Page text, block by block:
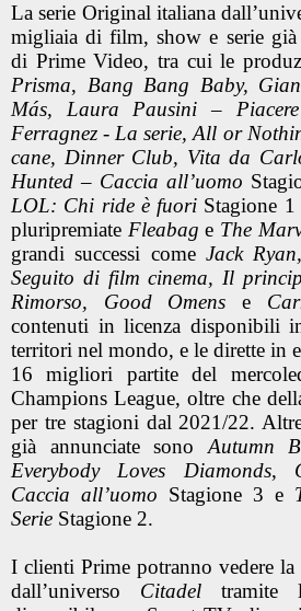
La serie Original italiana
migliaia di film, show e serie già
di Prime Video, tra cui le
Prisma, Bang Bang Baby,
Más, Laura Pausini –
Ferragnez - La serie, All or
cane, Dinner Club, Vita da
Hunted – Caccia all’uomo
LOL: Chi ride è fuori Stagione
pluripremiate Fleabag e The
grandi successi come Jack
Seguito di film cinema, Il
Rimorso, Good Omense
contenuti in licenza disponibili
territori nel mondo, e le dirette in
16 migliori partite del
Champions League, oltre che
per tre stagioni dal 2021/22.
già annunciate sonoAutumn
Everybody Loves Diamonds,
Caccia all’uomo Stagione 3 e
Serie Stagione 2.
I clienti Prime potranno vedere
dall’universo Citadel tramite